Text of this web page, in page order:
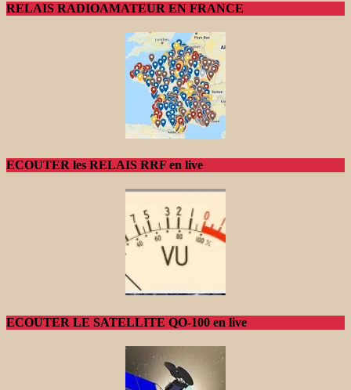
RELAIS RADIOAMATEUR EN FRANCE
ECOUTER les RELAIS RRF en live
ECOUTER LE SATELLITE QO-100 en live